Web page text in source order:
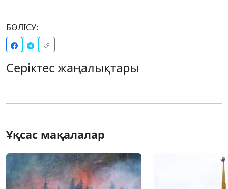
БӨЛІСУ:
Серіктес жаңалықтары
Ұқсас мақалалар